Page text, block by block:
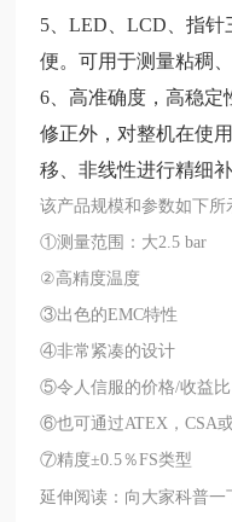
5、LED、LCD、指
便。可用于测量粘稠
6、高准确度，高稳
修正外，对整机在使
移、非线性进行精细补
该产品规模和参数如下所
①测量范围：大2.5 bar
②高精度温度
③出色的EMC特性
④非常紧凑的设计
⑤令人信服的价格/收益比
⑥也可通过ATEX，CSA
⑦精度±0.5％FS类型
延伸阅读：向大家科普